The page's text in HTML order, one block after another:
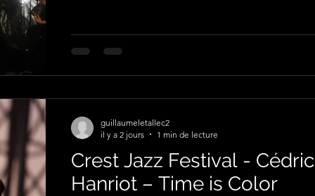
Crest Jazz Festival - Cédric
Hanriot – Time is Color
guillaumeletallec2
il y a 2 jours
1 min de lecture